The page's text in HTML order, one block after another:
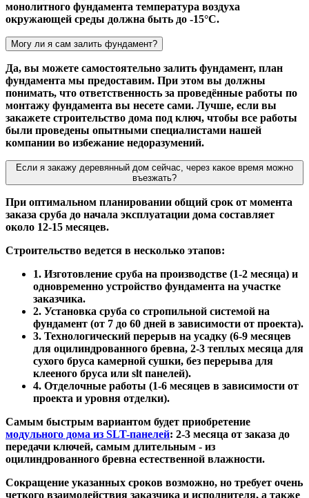
монолитного фундамента температура воздуха
окружающей среды должна быть до -15°С.
Могу ли я сам залить фундамент?
Да, вы можете самостоятельно залить фундамент, план
фундамента мы предоставим. При этом вы должны
понимать, что ответственность за проведённые работы по
монтажу фундамента вы несете сами. Лучше, если вы
закажете строительство дома под ключ, чтобы все работы
были проведены опытными специалистами нашей
компании во избежание недоразумений.
Если я закажу деревянный дом сейчас, через какое время можно
въезжать?
При оптимальном планировании общий срок от момента
заказа сруба до начала эксплуатации дома составляет
около 12-15 месяцев.
Строительство ведется в несколько этапов:
1. Изготовление сруба на производстве (1-2 месяца) и
одновременно устройство фундамента на участке
заказчика.
2. Установка сруба со стропильной системой на
фундамент (от 7 до 60 дней в зависимости от проекта).
3. Технологический перерыв на усадку (6-9 месяцев
для оцилиндрованного бревна, 2-3 теплых месяца для
сухого бруса камерной сушки, без перерыва для
клееного бруса или slt панелей).
4. Отделочные работы (1-6 месяцев в зависимости от
проекта и уровня отделки).
Самым быстрым вариантом будет приобретение
модульного дома из SLT-панелей: 2-3 месяца от заказа до
передачи ключей, самым длительным - из
оцилиндрованного бревна естественной влажности.
Сокращение указанных сроков возможно, но требует очень
четкого взаимодействия заказчика и исполнителя, а также